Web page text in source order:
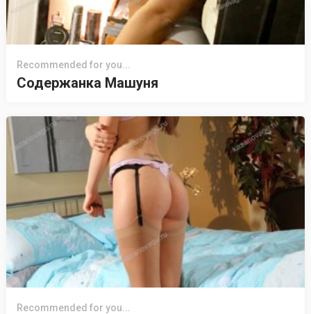
Recommended for you...
Содержанка Машуня
Recommended for you...